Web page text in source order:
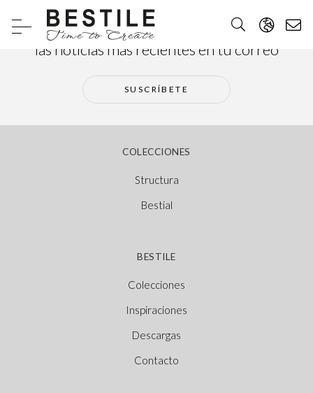
Suscríbete a nuestra newsletter y recibe
las noticias más recientes en tu correo
SUSCRÍBETE
COLECCIONES
Structura
Bestial
BESTILE
Colecciones
Inspiraciones
Descargas
Contacto